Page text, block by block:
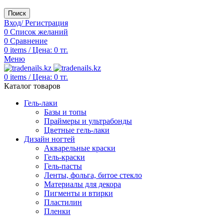
Поиск
Вход/ Регистрация
0 Список желаний
0 Сравнение
0 items / Цена: 0 тг.
Меню
0 items / Цена: 0 тг.
Каталог товаров
Гель-лаки
Базы и топы
Праймеры и ультрабонды
Цветные гель-лаки
Дизайн ногтей
Акварельные краски
Гель-краски
Гель-пасты
Ленты, фольга, битое стекло
Материалы для декора
Пигменты и втирки
Пластилин
Пленки